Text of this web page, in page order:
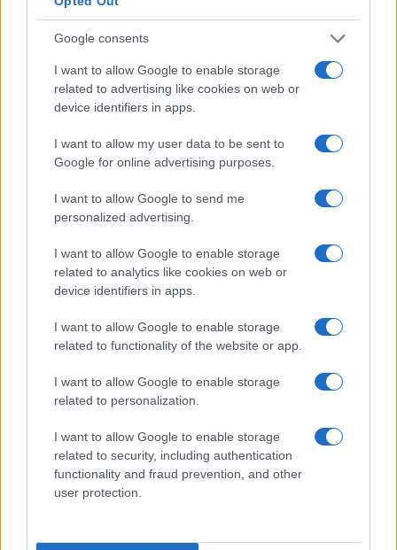
Google consents
I want to allow Google to enable storage
related to advertising like cookies on web or
device identifiers in apps.
I want to allow my user data to be sent to
Google for online advertising purposes.
I want to allow Google to send me
personalized advertising.
I want to allow Google to enable storage
related to analytics like cookies on web or
device identifiers in apps.
I want to allow Google to enable storage
related to functionality of the website or app.
I want to allow Google to enable storage
related to personalization.
I want to allow Google to enable storage
related to security, including authentication
functionality and fraud prevention, and other
user protection.
Vuoi rimuovere le pubblicità nazionali?
Puoi abbonarti a